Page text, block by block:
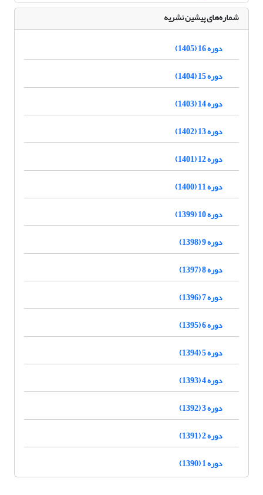
شماره‌های پیشین نشریه
دوره 16 (1405)
دوره 15 (1404)
دوره 14 (1403)
دوره 13 (1402)
دوره 12 (1401)
دوره 11 (1400)
دوره 10 (1399)
دوره 9 (1398)
دوره 8 (1397)
دوره 7 (1396)
دوره 6 (1395)
دوره 5 (1394)
دوره 4 (1393)
دوره 3 (1392)
دوره 2 (1391)
دوره 1 (1390)